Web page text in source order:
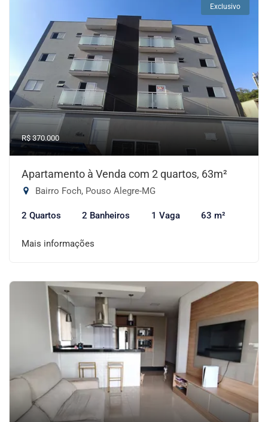
Exclusivo
R$ 370.000
Apartamento à Venda com 2 quartos, 63m²
Bairro Foch, Pouso Alegre-MG
2 Quartos 2 Banheiros 1 Vaga 63 m²
Mais informações